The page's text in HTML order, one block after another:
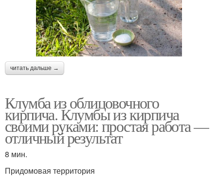
читать дальше →
Клумба из облицовочного
кирпича. Клумбы из кирпича
своими руками: простая работа —
отличный результат
8 мин.
Придомовая территория